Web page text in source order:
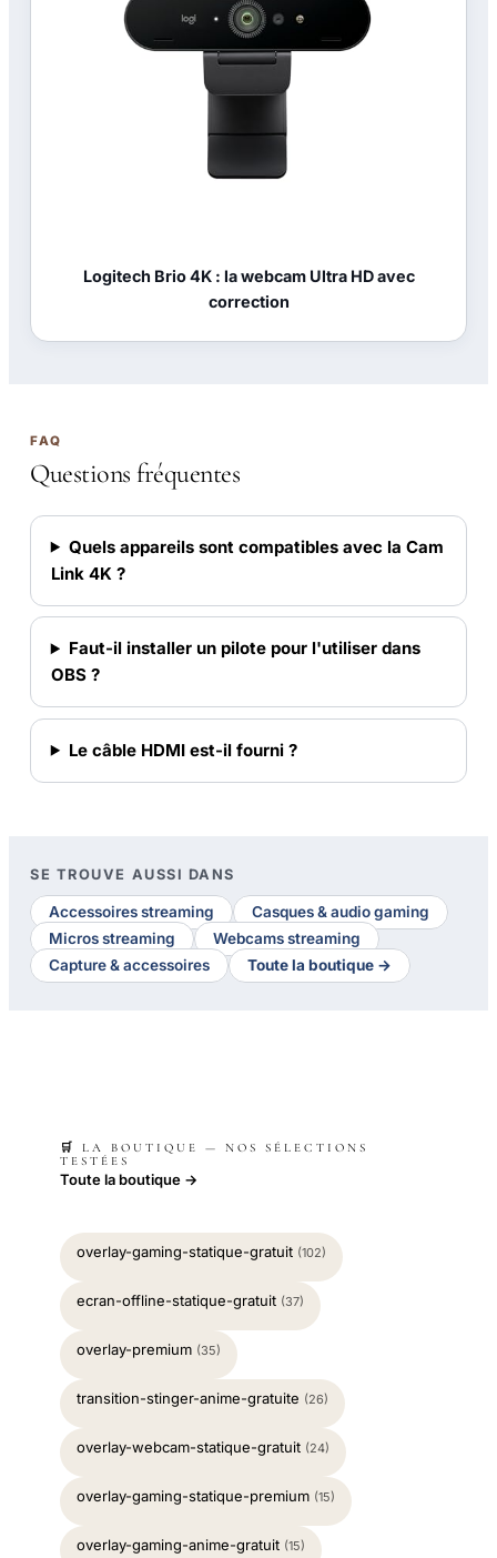
Logitech Brio 4K : la webcam Ultra HD avec
correction
FAQ
Questions fréquentes
Quels appareils sont compatibles avec la Cam
Link 4K ?
Faut-il installer un pilote pour l'utiliser dans
OBS ?
Le câble HDMI est-il fourni ?
SE TROUVE AUSSI DANS
Accessoires streaming
Casques & audio gaming
Micros streaming
Webcams streaming
Capture & accessoires
Toute la boutique →
🛒 LA BOUTIQUE — NOS SÉLECTIONS
TESTÉES
Toute la boutique →
overlay-gaming-statique-gratuit (102)
ecran-offline-statique-gratuit (37)
overlay-premium (35)
transition-stinger-anime-gratuite (26)
overlay-webcam-statique-gratuit (24)
overlay-gaming-statique-premium (15)
overlay-gaming-anime-gratuit (15)